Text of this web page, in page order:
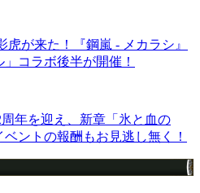
虎が来た！『鋼嵐 - メカラシ』
コラボ後半が開催！
周年を迎え、新章「氷と血の
ントの報酬もお見逃し無く！